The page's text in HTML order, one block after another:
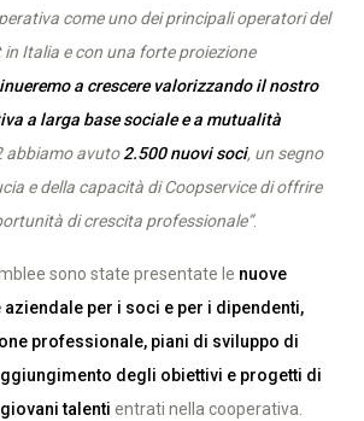
come uno dei principali operatori del
Italia e con una forte proiezione
a crescere valorizzando il nostro
a larga base sociale e a mutualità
abbiamo avuto2.500 nuovi soci, un segno
e della capacità di Coopservice di offrire
di crescita professionale”.
sono state presentate le nuove
per i soci e per i dipendenti,
professionale, piani di sviluppo di
degli obiettivi e progetti di
talenti entrati nella cooperativa.